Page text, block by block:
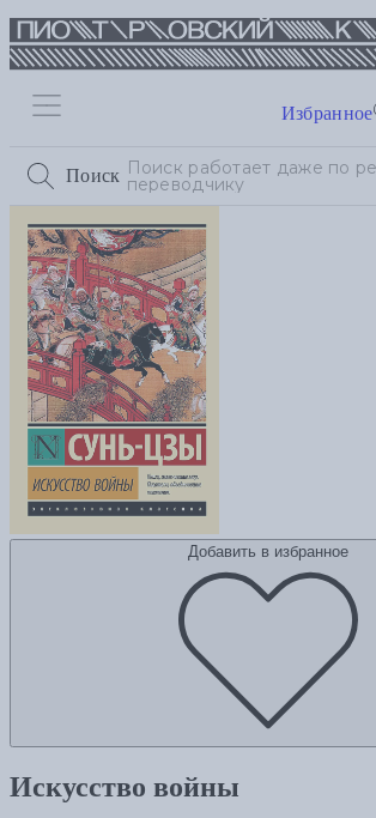
Поиск
Избранное
Добавить в избранное
Искусство войны